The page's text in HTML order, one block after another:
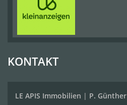
KONTAKT
LE APIS Immobilien | P. Günther